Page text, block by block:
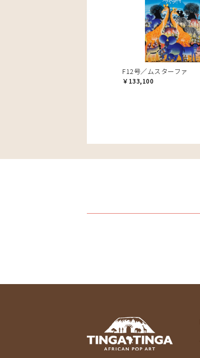
F12号／ムスターファ
￥133,100